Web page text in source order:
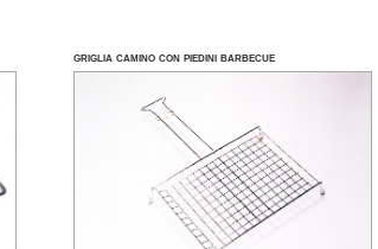
griglia camino con piedini barbecue